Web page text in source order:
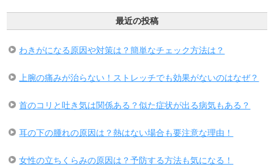
最近の投稿
わきがになる原因や対策は？簡単なチェック方法は？
上腕の痛みが治らない！ストレッチでも効果がないのはなぜ？
首のコリと吐き気は関係ある？似た症状が出る病気もある？
耳の下の腫れの原因は？熱はない場合も要注意な理由！
女性の立ちくらみの原因は？予防する方法も気になる！